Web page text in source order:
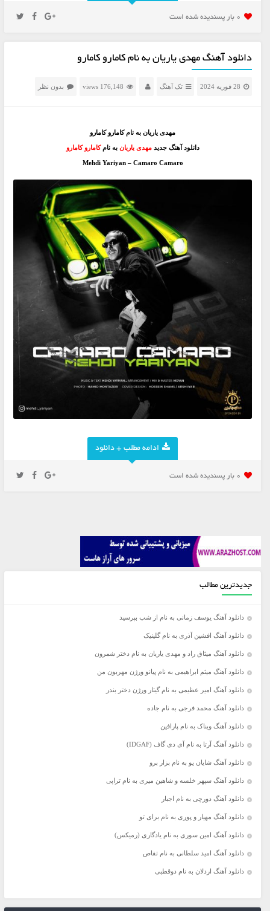
0 بار پسنديده شده است
دانلود آهنگ مهدی یاریان به نام کامارو کامارو
28 فوریه 2024 تک آهنگ 176,148 views بدون نظر
مهدی یاریان به نام کامارو کامارو
دانلود آهنگ جدید مهدی یاریان به نامکامارو کامارو
Mehdi Yariyan – Camaro Camaro
ادامه مطلب + دانلود
0 بار پسنديده شده است
جدیدترین مطالب
دانلود آهنگ یوسف زمانی به نام از شب بپرسید
دانلود آهنگ افشین آذری به نام گلینیک
دانلود آهنگ میثاق راد و مهدی یاریان به نام دختر شمرون
دانلود آهنگ میثم ابراهیمی به نام پیانو ورژن مهربون من
دانلود آهنگ امیر عظیمی به نام گیتار ورژن دختر بندر
دانلود آهنگ محمد فرجی به نام جاده
دانلود آهنگ ویناک به نام پارافین
دانلود آهنگ آرتا به نام آی دی گاف (IDGAF)
دانلود آهنگ شایان یو به نام بزار برو
دانلود آهنگ سپهر خلسه و شاهین میری به نام تراپی
دانلود آهنگ دورچی به نام اجبار
دانلود آهنگ مهیار و پوری به نام برای تو
دانلود آهنگ امین سوری به نام یادگاری (رمیکس)
دانلود آهنگ امید سلطانی به نام تقاص
دانلود آهنگ اردلان به نام دوقطبی